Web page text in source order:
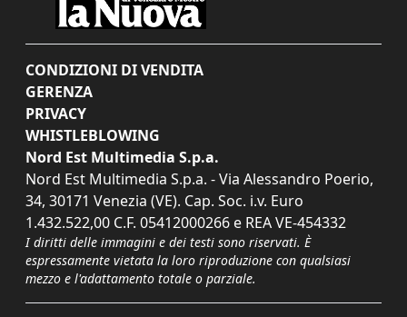
CONDIZIONI DI VENDITA
GERENZA
PRIVACY
WHISTLEBLOWING
Nord Est Multimedia S.p.a.
Nord Est Multimedia S.p.a. - Via Alessandro Poerio,
34, 30171 Venezia (VE). Cap. Soc. i.v. Euro
1.432.522,00 C.F. 05412000266 e REA VE-454332
I diritti delle immagini e dei testi sono riservati. È
espressamente vietata la loro riproduzione con qualsiasi
mezzo e l'adattamento totale o parziale.